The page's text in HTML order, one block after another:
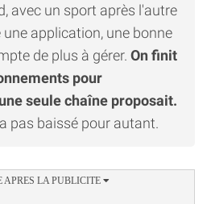
avec un sport après l'autre
application, une bonne
de plus à gérer. On finit
pour
seule chaîne proposait.
pas baissé pour autant.